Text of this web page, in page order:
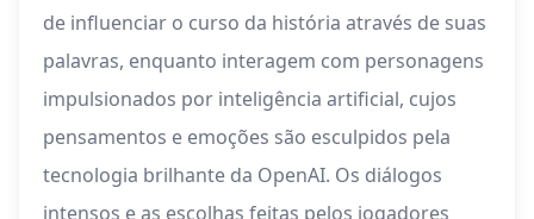
de influenciar o curso da história através de suas
palavras, enquanto interagem com personagens
impulsionados por inteligência artificial, cujos
pensamentos e emoções são esculpidos pela
tecnologia brilhante da OpenAI. Os diálogos
intensos e as escolhas feitas pelos jogadores